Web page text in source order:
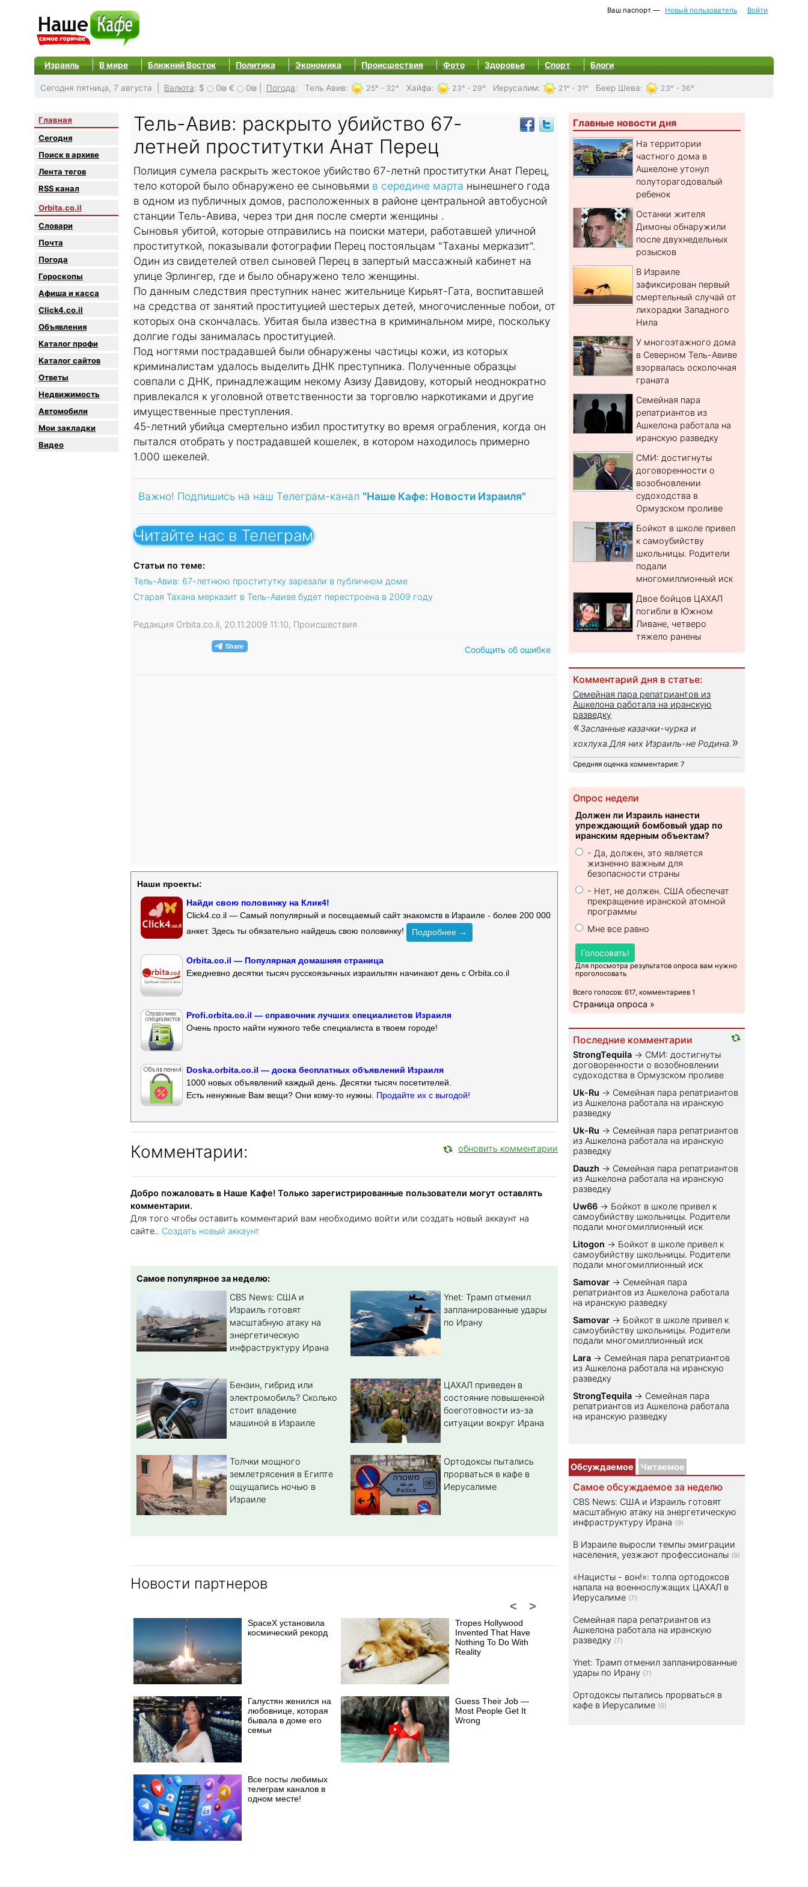
Ваш паспорт — Новый пользователь Войти
Израиль В мире Ближний Восток Политика Экономика Происшествия Фото Здоровье Спорт Блоги
Сегодня пятница, 7 августа | Валюта: $ 0₪ € 0₪ Погода: Тель Авив: 25° - 32° Хайфа: 23° - 29° Иерусалим: 21° - 31° Беер Шева: 23° - 36°
Главная
Сегодня
Поиск в архиве
Лента тегов
RSS канал
Orbita.co.il
Словари
Почта
Погода
Гороскопы
Афиша и касса
Click4.co.il
Объявления
Каталог профи
Каталог сайтов
Oтветы
Недвижимость
Автомобили
Мои закладки
Видео
Тель-Авив: раскрыто убийство 67-
летней проститутки Анат Перец
Полиция сумела раскрыть жестокое убийство 67-летнй проститутки Анат Перец,
тело которой было обнаружено ее сыновьями в середине марта нынешнего года
в одном из публичных домов, расположенных в районе центральной автобусной
станции Тель-Авива, через три дня после смерти женщины .
Сыновья убитой, которые отправились на поиски матери, работавшей уличной
проституткой, показывали фотографии Перец постояльцам "Таханы мерказит".
Один из свидетелей отвел сыновей Перец в запертый массажный кабинет на
улице Эрлингер, где и было обнаружено тело женщины.
По данным следствия преступник нанес жительнице Кирьят-Гата, воспитавшей
на средства от занятий проституцией шестерых детей, многочисленные побои, от
которых она скончалась. Убитая была известна в криминальном мире, поскольку
долгие годы занималась проституцией.
Под ногтями пострадавшей были обнаружены частицы кожи, из которых
криминалистам удалось выделить ДНК преступника. Полученные образцы
совпали с ДНК, принадлежащим некому Азизу Давидову, который неоднократно
привлекался к уголовной ответственности за торговлю наркотиками и другие
имущественные преступления.
45-летний убийца смертельно избил проститутку во время ограбления, когда он
пытался отобрать у пострадавшей кошелек, в котором находилось примерно
1.000 шекелей.
Важно! Подпишись на наш Телеграм-канал "Наше Кафе: Новости Израиля"
Читайте нас в Телеграм
Статьи по теме:
Тель-Авив: 67-летнюю проститутку зарезали в публичном доме
Старая Тахана мерказит в Тель-Авиве будет перестроена в 2009 году
Редакция Orbita.co.il, 20.11.2009 11:10, Происшествия
Сообщить об ошибке
Наши проекты:
Найди свою половинку на Клик4!
Click4.co.il — Самый популярный и посещаемый сайт знакомств в Израиле - более 200 000
анкет. Здесь ты обязательно найдешь свою половинку!
Подробнее →
Orbita.co.il — Популярная домашняя страница
Ежедневно десятки тысяч русскоязычных израильтян начинают день с Orbita.co.il
Profi.orbita.co.il — справочник лучших специалистов Израиля
Очень просто найти нужного тебе специалиста в твоем городе!
Doska.orbita.co.il — доска бесплатных объявлений Израиля
1000 новых объявлений каждый день. Десятки тысяч посетителей.
Есть ненужные Вам вещи? Они кому-то нужны. Продайте их с выгодой!
Комментарии: обновить комментарии
Добро пожаловать в Наше Кафе! Только зарегистрированные пользователи могут оставлять
комментарии.
Для того чтобы оставить комментарий вам необходимо войти или создать новый аккаунт на
сайте.. Создать новый аккаунт
Самое популярное за неделю:
CBS News: США и
Израиль готовят
масштабную атаку на
энергетическую
инфраструктуру Ирана
Ynet: Трамп отменил
запланированные удары
по Ирану
Бензин, гибрид или
электромобиль? Cколько
стоит владение
машиной в Израиле
ЦАХАЛ приведен в
состояние повышенной
боеготовности из-за
ситуации вокруг Ирана
Толчки мощного
землетрясения в Египте
ощущались ночью в
Израиле
Ортодоксы пытались
прорваться в кафе в
Иерусалиме
Новости партнеров
>
<
SpaceX установила
космический рекорд
Tropes Hollywood
Invented That Have
Nothing To Do With
Reality
Галустян женился на
любовнице, которая
бывала в доме его
семьи
Guess Their Job —
Most People Get It
Wrong
Все посты любимых
телеграм каналов в
одном месте!
Главные новости дня
На территории
частного дома в
Ашкелоне утонул
полуторагодовалый
ребенок
Останки жителя
Димоны обнаружили
после двухнедельных
розысков
В Израиле
зафиксирован первый
смертельный случай от
лихорадки Западного
Нила
У многоэтажного дома
в Северном Тель-Авиве
взорвалась осколочная
граната
Семейная пара
репатриантов из
Ашкелона работала на
иранскую разведку
СМИ: достигнуты
договоренности о
возобновлении
судоходства в
Ормузском проливе
Бойкот в школе привел
к самоубийству
школьницы. Родители
подали
многомиллионный иск
Двое бойцов ЦАХАЛ
погибли в Южном
Ливане, четверо
тяжело ранены
Комментарий дня в статье:
Семейная пара репатриантов из
Ашкелона работала на иранскую
разведку
«Засланные казачки-чурка и
хохлуха.Для них Израиль-не Родина. »
Средняя оценка комментария: 7
Опрос недели
Должен ли Израиль нанести
упреждающий бомбовый удар по
иранским ядерным объектам?
- Да, должен, это является
жизненно важным для
безопасности страны
- Нет, не должен. США обеспечат
прекращение иранской атомной
программы
Мне все равно
Голосовать!
Для просмотра результатов опроса вам нужно
проголосовать
Всего голосов: 617, комментариев 1
Страница опроса »
Последние комментарии
StrongTequila → СМИ: достигнуты
договоренности о возобновлении
судоходства в Ормузском проливе
Uk-Ru → Семейная пара репатриантов
из Ашкелона работала на иранскую
разведку
Uk-Ru → Семейная пара репатриантов
из Ашкелона работала на иранскую
разведку
Dauzh → Семейная пара репатриантов
из Ашкелона работала на иранскую
разведку
Uw66 → Бойкот в школе привел к
самоубийству школьницы. Родители
подали многомиллионный иск
Litogon → Бойкот в школе привел к
самоубийству школьницы. Родители
подали многомиллионный иск
Samovar → Семейная пара
репатриантов из Ашкелона работала
на иранскую разведку
Samovar → Бойкот в школе привел к
самоубийству школьницы. Родители
подали многомиллионный иск
Lara → Семейная пара репатриантов
из Ашкелона работала на иранскую
разведку
StrongTequila → Семейная пара
репатриантов из Ашкелона работала
на иранскую разведку
Обсуждаемое Читаемое
Самое обсуждаемое за неделю
CBS News: США и Израиль готовят
масштабную атаку на энергетическую
инфраструктуру Ирана (9)
В Израиле выросли темпы эмиграции
населения, уезжают профессионалы (9)
«Нацисты - вон!»: толпа ортодоксов
напала на военнослужащих ЦАХАЛ в
Иерусалиме (7)
Семейная пара репатриантов из
Ашкелона работала на иранскую
разведку (7)
Ynet: Трамп отменил запланированные
удары по Ирану (7)
Ортодоксы пытались прорваться в
кафе в Иерусалиме (6)